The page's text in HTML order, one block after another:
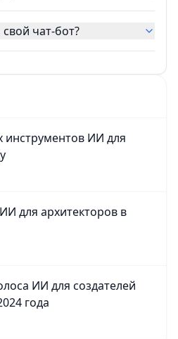
чат-бот?
инструментов ИИ для
для архитекторов в
ИИ для создателей
года